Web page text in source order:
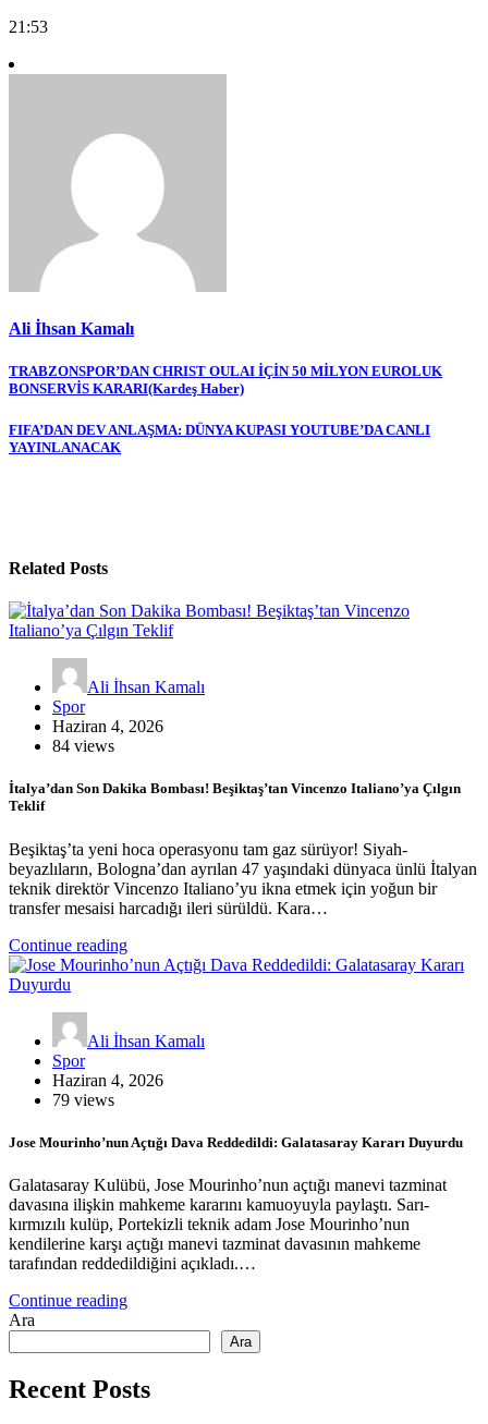
21:53
Ali İhsan Kamalı
Yazı
TRABZONSPOR’DAN CHRIST OULAI İÇİN 50 MİLYON EUROLUK
BONSERVİS KARARI(Kardeş Haber)
FIFA’DAN DEV ANLAŞMA: DÜNYA KUPASI YOUTUBE’DA CANLI
YAYINLANACAK
Related Posts
Ali İhsan Kamalı
Spor
Haziran 4, 2026
84 views
İtalya’dan Son Dakika Bombası! Beşiktaş’tan Vincenzo Italiano’ya Çılgın
Teklif
Beşiktaş’ta yeni hoca operasyonu tam gaz sürüyor! Siyah-
beyazlıların, Bologna’dan ayrılan 47 yaşındaki dünyaca ünlü İtalyan
teknik direktör Vincenzo Italiano’yu ikna etmek için yoğun bir
transfer mesaisi harcadığı ileri sürüldü. Kara…
Continue reading
Ali İhsan Kamalı
Spor
Haziran 4, 2026
79 views
Jose Mourinho’nun Açtığı Dava Reddedildi: Galatasaray Kararı Duyurdu
Galatasaray Kulübü, Jose Mourinho’nun açtığı manevi tazminat
davasına ilişkin mahkeme kararını kamuoyuyla paylaştı. Sarı-
kırmızılı kulüp, Portekizli teknik adam Jose Mourinho’nun
kendilerine karşı açtığı manevi tazminat davasının mahkeme
tarafından reddedildiğini açıkladı.…
Continue reading
Ara
Ara
Recent Posts